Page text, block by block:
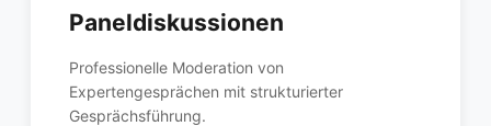
Paneldiskussionen
Professionelle Moderation von
Expertengesprächen mit strukturierter
Gesprächsführung.